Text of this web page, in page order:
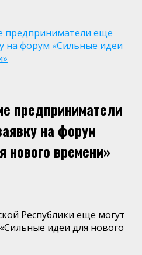
предприниматели еще
на форум «Сильные идеи
предприниматели
на форум
времени»
Республики еще могут
идеи для нового